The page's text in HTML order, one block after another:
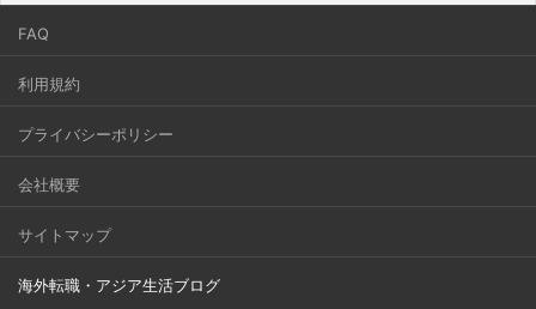
FAQ
利用規約
プライバシーポリシー
会社概要
サイトマップ
海外転職・アジア生活ブログ